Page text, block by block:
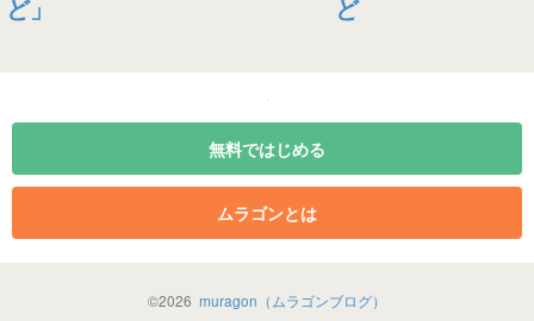
ど
無料ではじめる
ムラゴンとは
©2026 muragon（ムラゴンブログ）